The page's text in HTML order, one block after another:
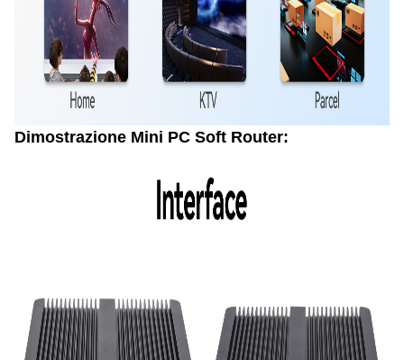
Dimostrazione Mini PC Soft Router: